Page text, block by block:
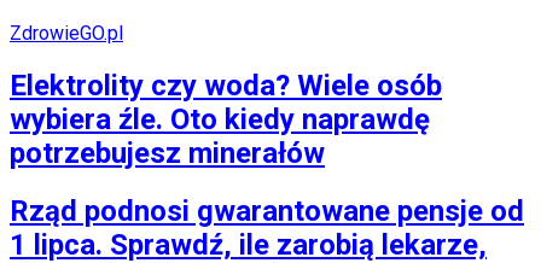
ZdrowieGO.pl
Elektrolity czy woda? Wiele osób
wybiera źle. Oto kiedy naprawdę
potrzebujesz minerałów
Rząd podnosi gwarantowane pensje od
1 lipca. Sprawdź, ile zarobią lekarze,